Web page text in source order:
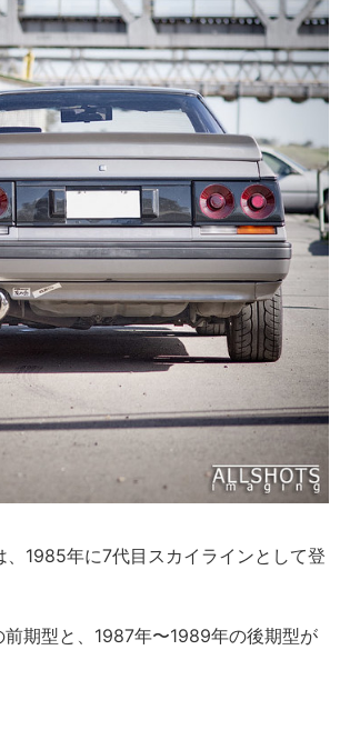
、1985年に7代目スカイラインとして登
期型と、1987年〜1989年の後期型が